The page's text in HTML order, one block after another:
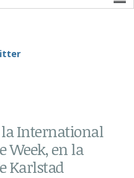
la International
Week, en la
Karlstad